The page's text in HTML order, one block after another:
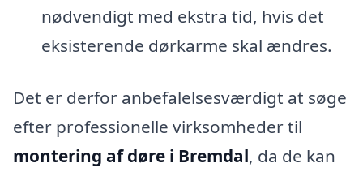
nødvendigt med ekstra tid, hvis det
eksisterende dørkarme skal ændres.
Det er derfor anbefalelsesværdigt at søge
efter professionelle virksomheder til
montering af døre i Bremdal, da de kan